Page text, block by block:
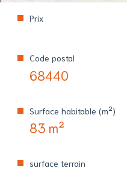
Bilan
énergétique
Prix
Code postal
68440
Surface habitable (m²)
83 m²
surface terrain